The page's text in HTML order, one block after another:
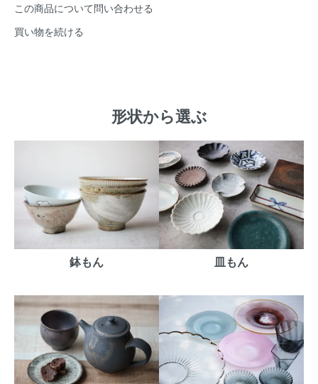
この商品について問い合わせる
買い物を続ける
形状から選ぶ
鉢もん 皿もん